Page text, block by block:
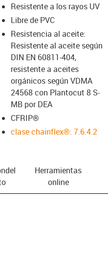
Resistente a los rayos UV
Libre de PVC
Resistencia al aceite:
Resistente al aceite según
DIN EN 60811-404,
resistente a aceites
orgánicos según VDMA
24568 con Plantocut 8 S-
MB por DEA
CFRIP®
clase chainflex®: 7.6.4.2
Herramientas
online